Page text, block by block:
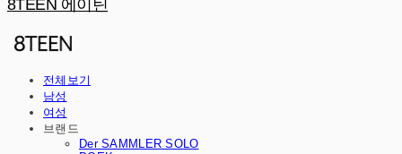
8TEEN 에이틴
전체보기
남성
여성
브랜드
Der SAMMLER SOLO